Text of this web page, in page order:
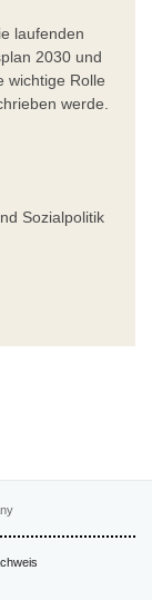
laufenden
2030 und
wichtige Rolle
werde.
Sozialpolitik